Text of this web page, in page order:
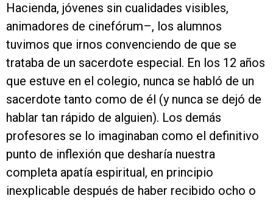
Hacienda, jóvenes sin cualidades visibles,
animadores de cinefórum–, los alumnos
tuvimos que irnos convenciendo de que se
trataba de un sacerdote especial. En los 12 años
que estuve en el colegio, nunca se habló de un
sacerdote tanto como de él (y nunca se dejó de
hablar tan rápido de alguien). Los demás
profesores se lo imaginaban como el definitivo
punto de inflexión que desharía nuestra
completa apatía espiritual, en principio
inexplicable después de haber recibido ocho o